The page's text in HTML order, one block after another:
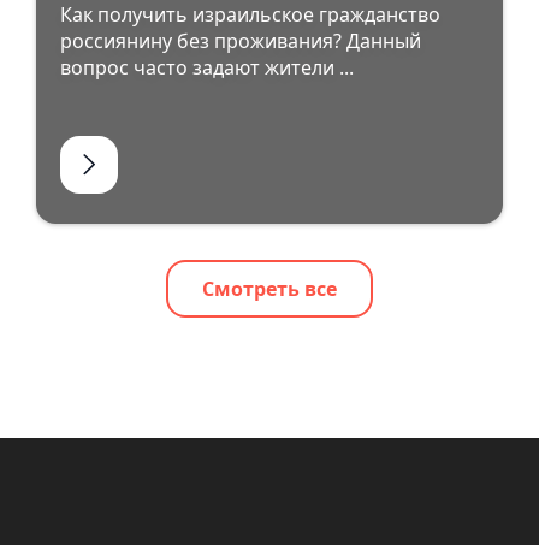
Как получить израильское гражданство
россиянину без проживания? Данный
вопрос часто задают жители ...
Смотреть все